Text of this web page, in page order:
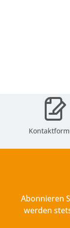
Abonnieren
werden